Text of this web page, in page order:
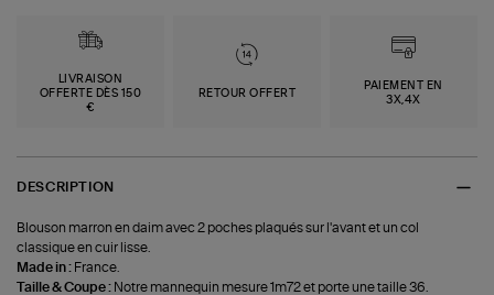
LIVRAISON
OFFERTE DÈS 150
€
RETOUR OFFERT
PAIEMENT EN
3X,4X
DESCRIPTION
Blouson marron en daim avec 2 poches plaqués sur l'avant et un col
classique en cuir lisse.
Made in : France.
Taille & Coupe : Notre mannequin mesure 1m72 et porte une taille 36.